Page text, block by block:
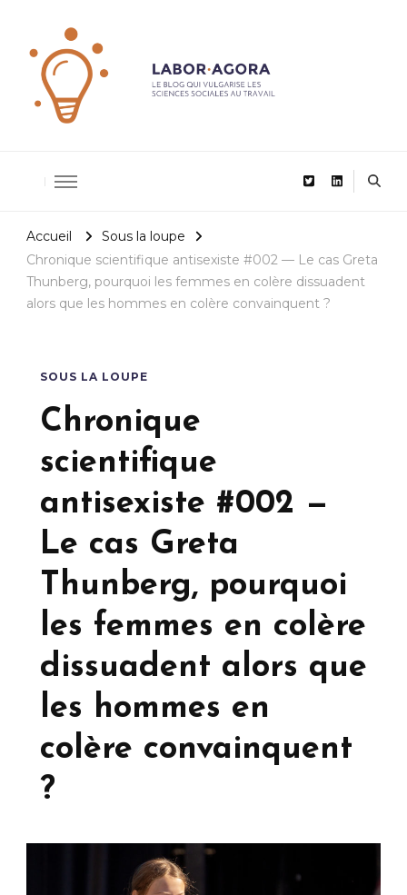
Accueil
Sous la loupe
Chronique scientifique antisexiste #002 — Le cas Greta
Thunberg, pourquoi les femmes en colère dissuadent
alors que les hommes en colère convainquent ?
SOUS LA LOUPE
Chronique
scientifique
antisexiste #002 —
Le cas Greta
Thunberg, pourquoi
les femmes en colère
dissuadent alors que
les hommes en
colère convainquent
?